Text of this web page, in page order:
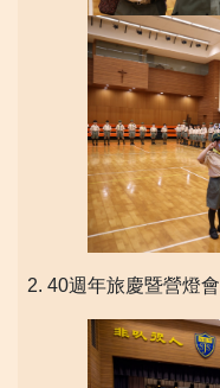
2. 40週年旅慶暨營燈會